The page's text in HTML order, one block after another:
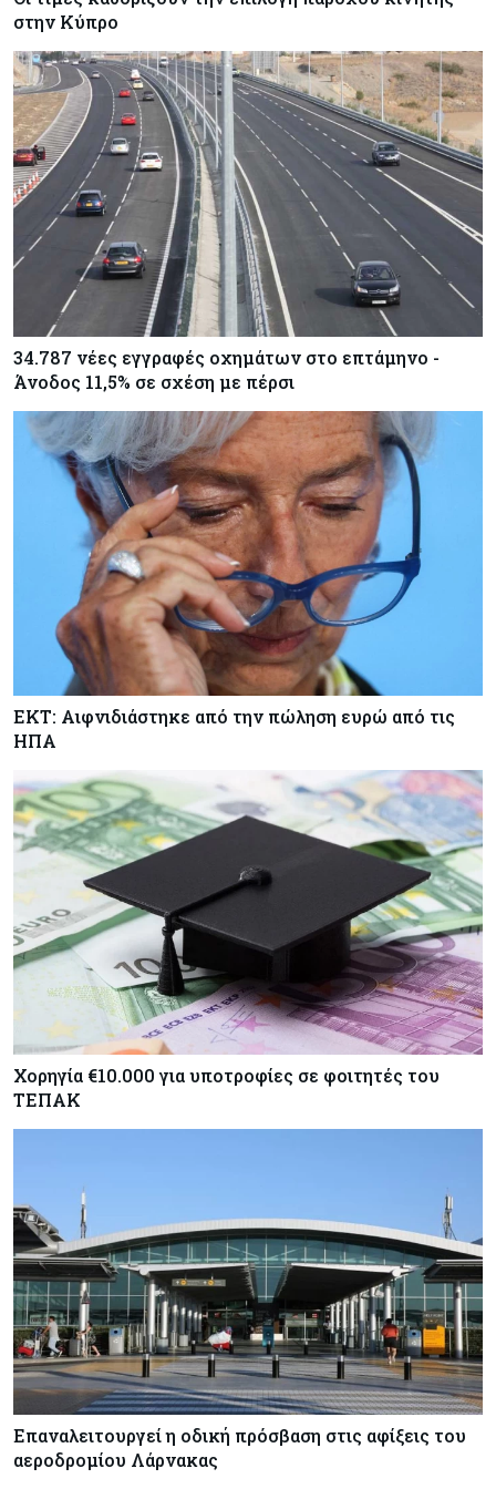
στην Κύπρο
34.787 νέες εγγραφές οχημάτων στο επτάμηνο -
Άνοδος 11,5% σε σχέση με πέρσι
ΕΚΤ: Αιφνιδιάστηκε από την πώληση ευρώ από τις
ΗΠΑ
Χορηγία €10.000 για υποτροφίες σε φοιτητές του
ΤΕΠΑΚ
Επαναλειτουργεί η οδική πρόσβαση στις αφίξεις του
αεροδρομίου Λάρνακας